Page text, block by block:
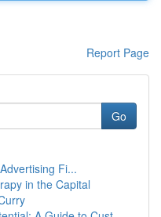
Report Page
Go
Fi...
in the Capital